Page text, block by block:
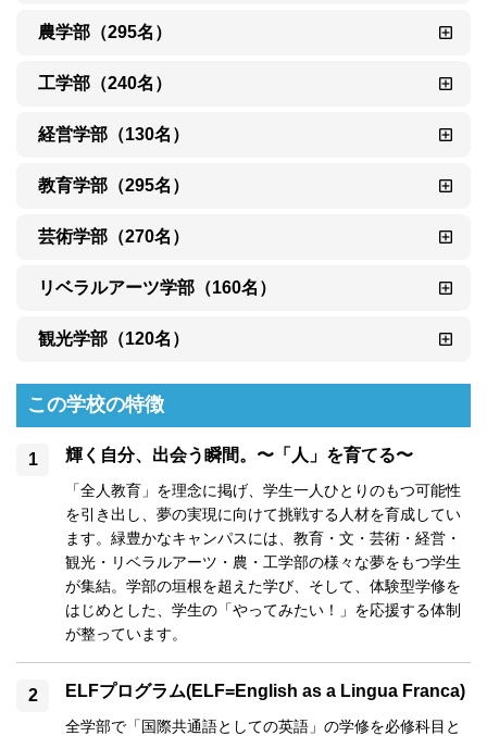
農学部（295名）
工学部（240名）
経営学部（130名）
教育学部（295名）
芸術学部（270名）
リベラルアーツ学部（160名）
観光学部（120名）
この学校の特徴
輝く自分、出会う瞬間。〜「人」を育てる〜
「全人教育」を理念に掲げ、学生一人ひとりのもつ可能性
を引き出し、夢の実現に向けて挑戦する人材を育成してい
ます。緑豊かなキャンパスには、教育・文・芸術・経営・
観光・リベラルアーツ・農・工学部の様々な夢をもつ学生
が集結。学部の垣根を超えた学び、そして、体験型学修を
はじめとした、学生の「やってみたい！」を応援する体制
が整っています。
ELFプログラム(ELF=English as a Lingua Franca)
全学部で「国際共通語としての英語」の学修を必修科目と